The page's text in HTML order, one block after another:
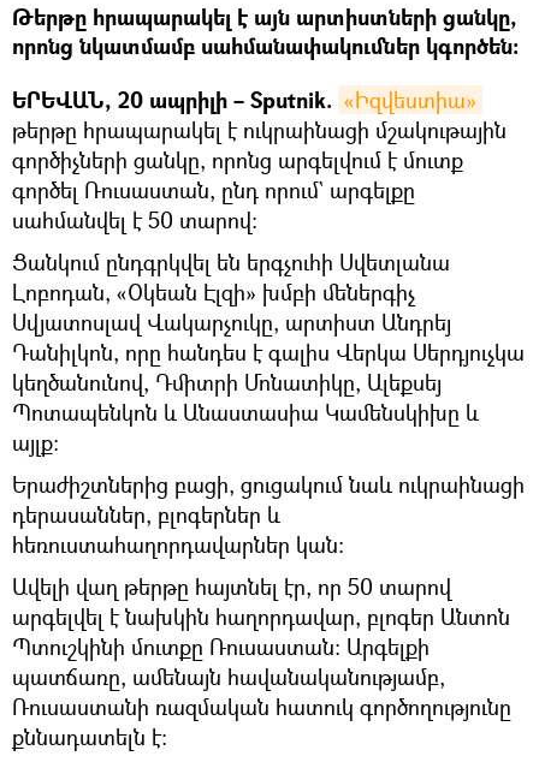
Թերթը հրապարակել է այն արտիստների ցանկը,
որոնց նկատմամբ սահմանափակումներ կգործեն։
ԵՐԵՎԱՆ, 20 ապրիլի – Sputnik. «Իզվեստիա»
թերթը հրապարակել է ուկրաինացի մշակութային
գործիչների ցանկը, որոնց արգելվում է մուտք
գործել Ռուսաստան, ընդ որում` արգելքը
սահմանվել է 50 տարով։
Ցանկում ընդգրկվել են երգչուհի Սվետլանա
Լոբոդան, «Օկեան Էլզի» խմբի մեներգիչ
Սվյատոսլավ Վակարչուկը, արտիստ Անդրեյ
Դանիլկոն, որը հանդես է գալիս Վերկա Սերդյուչկա
կեղծանունով, Դմիտրի Մոնատիկը, Ալեքսեյ
Պոտապենկոն և Անաստասիա Կամենսկիխը և
այլք։
Երաժիշտներից բացի, ցուցակում նաև ուկրաինացի
դերասաններ, բլոգերներ և
հեռուստահաղորդավարներ կան։
Ավելի վաղ թերթը հայտնել էր, որ 50 տարով
արգելվել է նախկին հաղորդավար, բլոգեր Անտոն
Պտուշկինի մուտքը Ռուսաստան։ Արգելքի
պատճառը, ամենայն հավանականությամբ,
Ռուսաստանի ռազմական հատուկ գործողությունը
քննադատելն է։